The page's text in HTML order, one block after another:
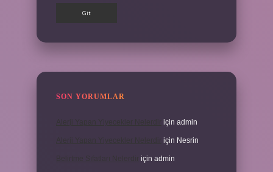
SON YORUMLAR
için admin
için Nesrin
için admin